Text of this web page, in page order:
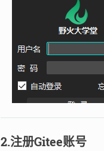
2.注册Gitee账号